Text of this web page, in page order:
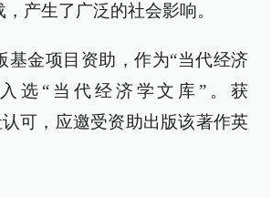
产生了广泛的社会影响。
基金项目资助，作为“当代经济
选“当代经济学文库”。获
认可，应邀受资助出版该著作英